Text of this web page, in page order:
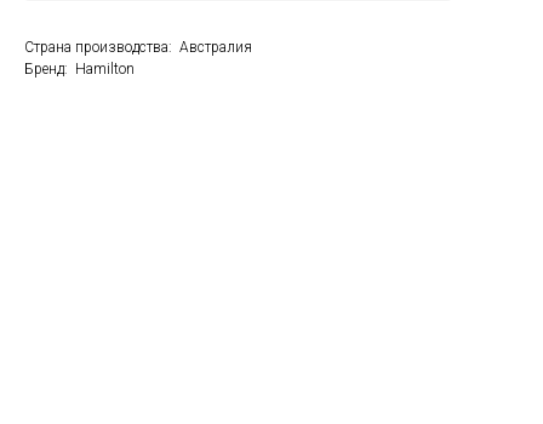
Страна производства: Австралия
Бренд: Hamilton